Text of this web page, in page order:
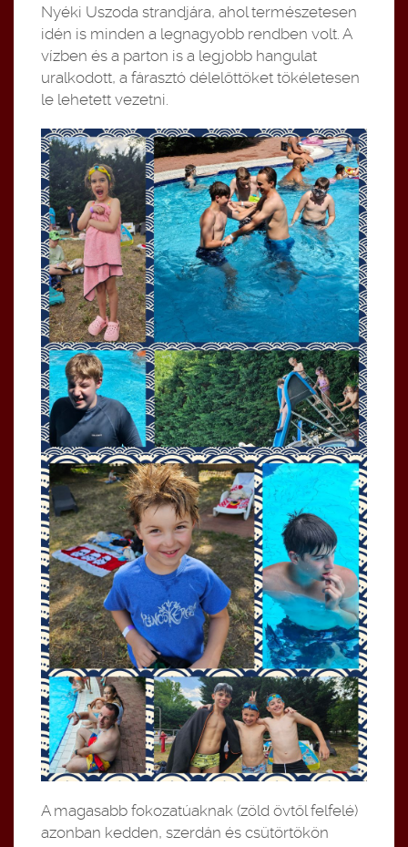
Nyéki Uszoda strandjára, ahol természetesen
idén is minden a legnagyobb rendben volt. A
vízben és a parton is a legjobb hangulat
uralkodott, a fárasztó délelőttöket tökéletesen
le lehetett vezetni.
A magasabb fokozatúaknak (zöld övtől felfelé)
azonban kedden, szerdán és csütörtökön